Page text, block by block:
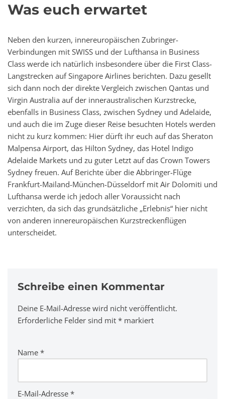
Was euch erwartet
Neben den kurzen, innereuropäischen Zubringer-
Verbindungen mit SWISS und der Lufthansa in Business
Class werde ich natürlich insbesondere über die First Class-
Langstrecken auf Singapore Airlines berichten. Dazu gesellt
sich dann noch der direkte Vergleich zwischen Qantas und
Virgin Australia auf der inneraustralischen Kurzstrecke,
ebenfalls in Business Class, zwischen Sydney und Adelaide,
und auch die im Zuge dieser Reise besuchten Hotels werden
nicht zu kurz kommen: Hier dürft ihr euch auf das Sheraton
Malpensa Airport, das Hilton Sydney, das Hotel Indigo
Adelaide Markets und zu guter Letzt auf das Crown Towers
Sydney freuen. Auf Berichte über die Abbringer-Flüge
Frankfurt-Mailand-München-Düsseldorf mit Air Dolomiti und
Lufthansa werde ich jedoch aller Voraussicht nach
verzichten, da sich das grundsätzliche „Erlebnis“ hier nicht
von anderen innereuropäischen Kurzstreckenflügen
unterscheidet.
Schreibe einen Kommentar
Deine E-Mail-Adresse wird nicht veröffentlicht.
Erforderliche Felder sind mit * markiert
Name *
E-Mail-Adresse *
A
lt
n
ti
v